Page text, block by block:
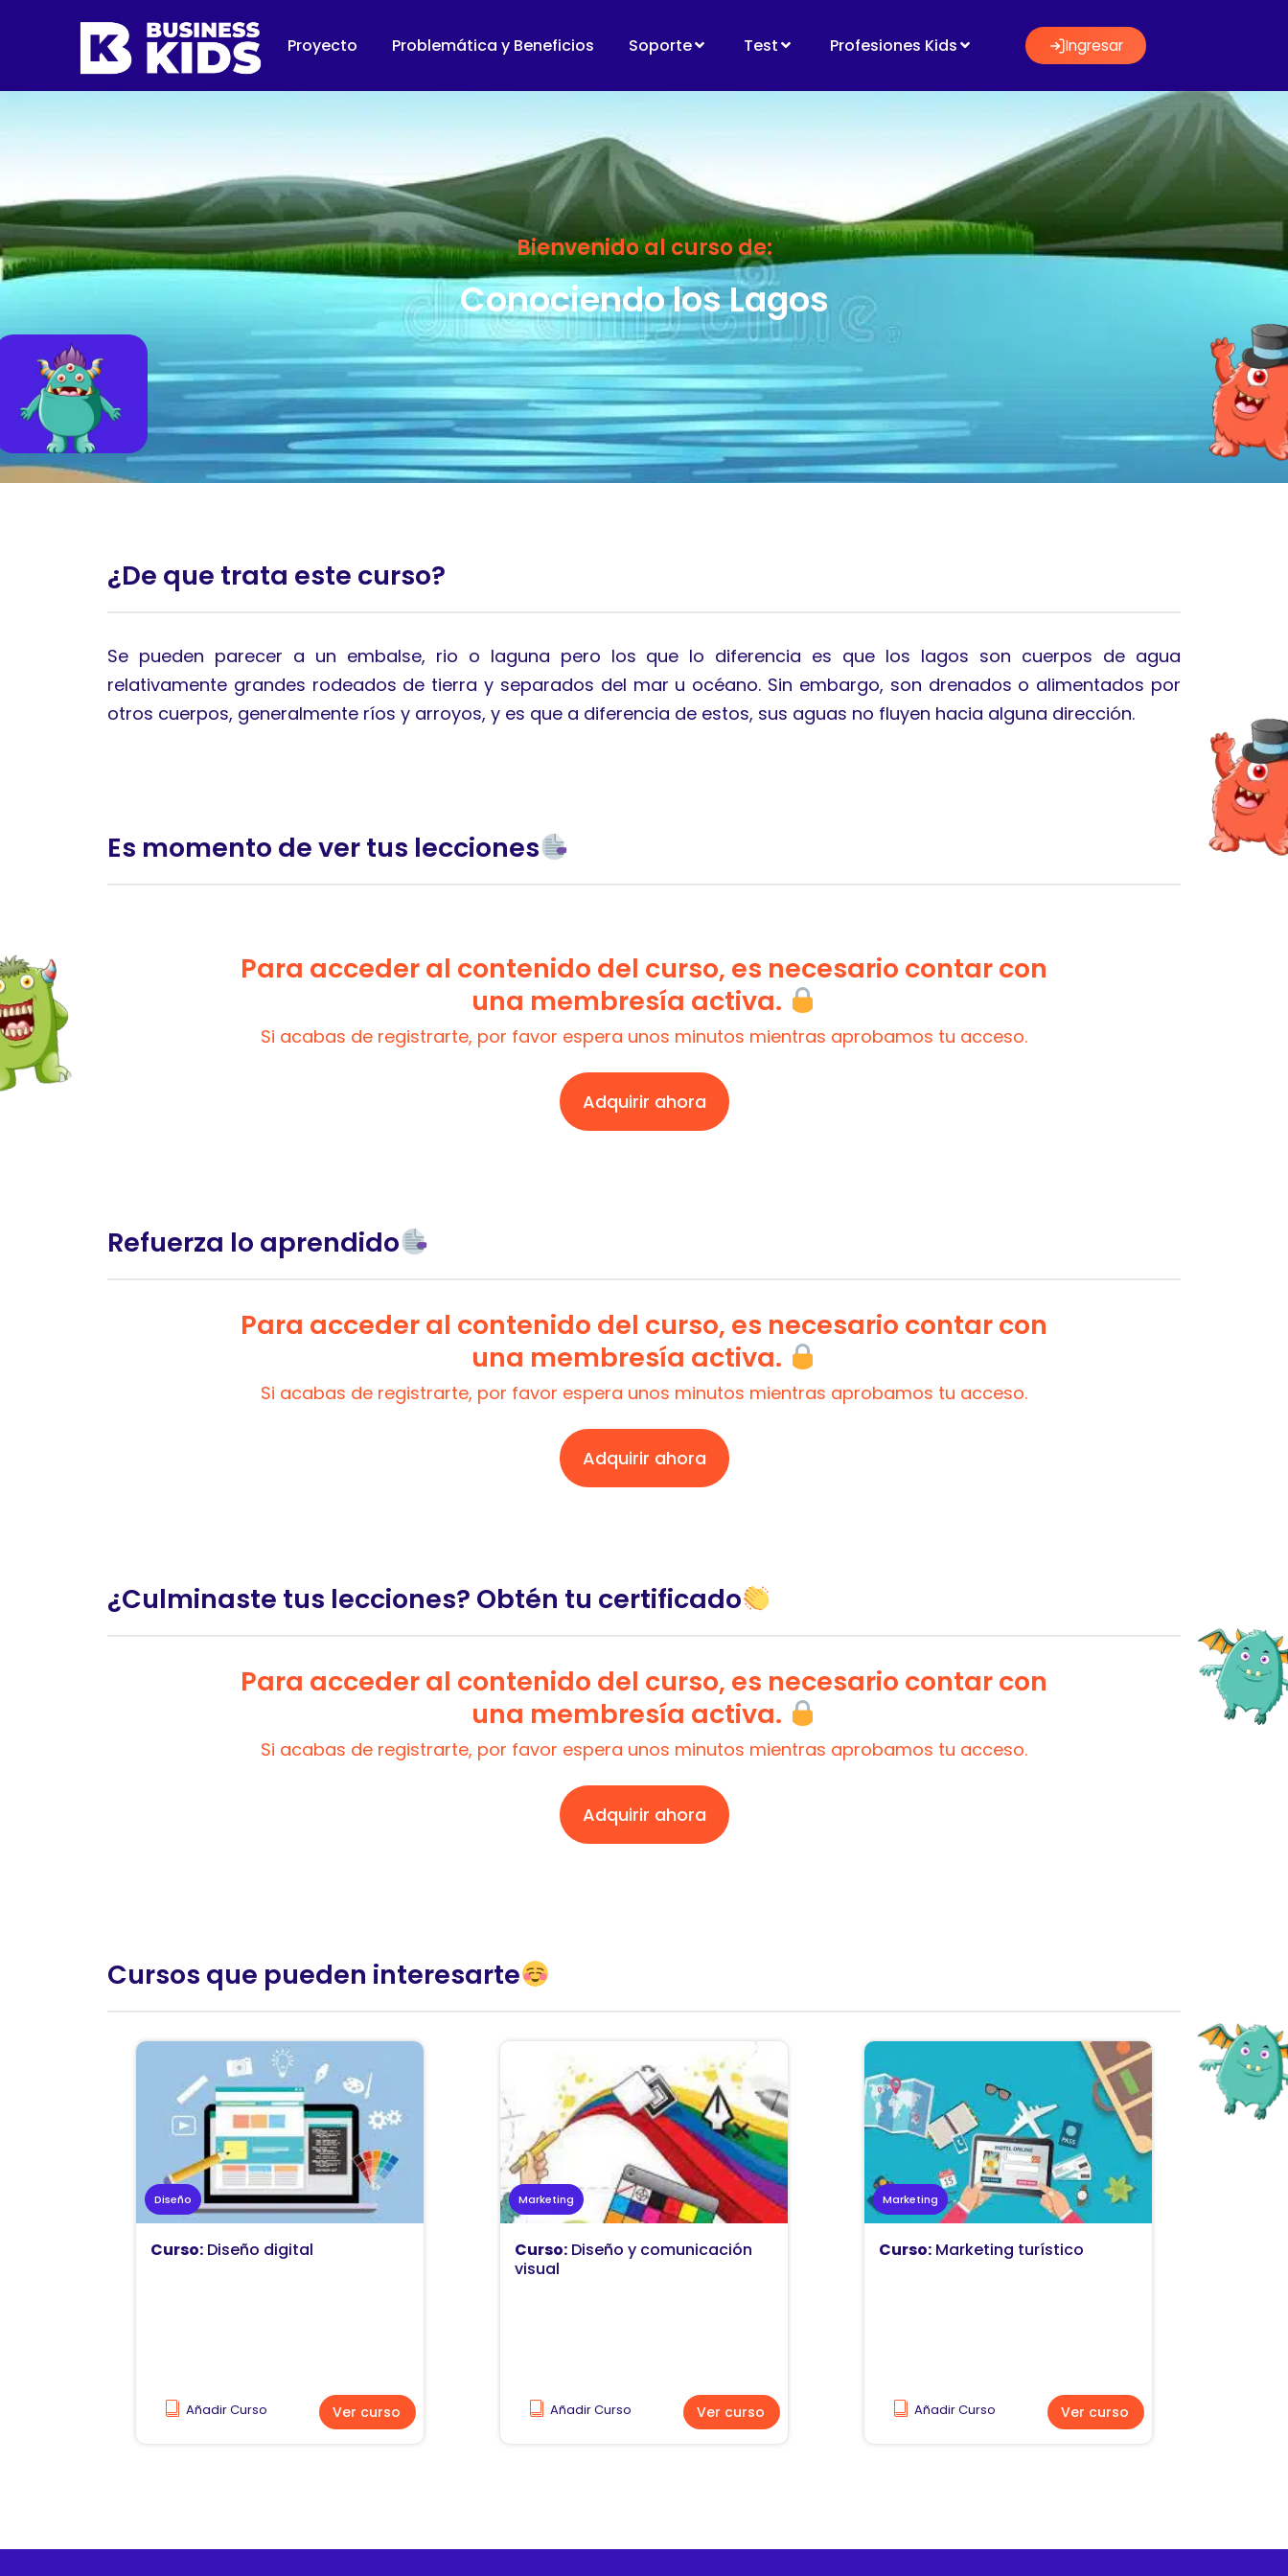
Proyecto Problemática y Beneficios Soporte Test Profesiones Kids Ingresar
Bienvenido al curso de:
Conociendo los Lagos
¿De que trata este curso?
Se pueden parecer a un embalse, rio o laguna pero los que lo diferencia es que los lagos son cuerpos de agua
relativamente grandes rodeados de tierra y separados del mar u océano. Sin embargo, son drenados o alimentados por
otros cuerpos, generalmente ríos y arroyos, y es que a diferencia de estos, sus aguas no fluyen hacia alguna dirección.
Es momento de ver tus lecciones
Para acceder al contenido del curso, es necesario contar con
una membresía activa.
Si acabas de registrarte, por favor espera unos minutos mientras aprobamos tu acceso.
Adquirir ahora
Refuerza lo aprendido
Para acceder al contenido del curso, es necesario contar con
una membresía activa.
Si acabas de registrarte, por favor espera unos minutos mientras aprobamos tu acceso.
Adquirir ahora
¿Culminaste tus lecciones? Obtén tu certificado
Para acceder al contenido del curso, es necesario contar con
una membresía activa.
Si acabas de registrarte, por favor espera unos minutos mientras aprobamos tu acceso.
Adquirir ahora
Cursos que pueden interesarte
Diseño
Curso: Diseño digital
Añadir Curso Ver curso
Marketing
Curso: Diseño y comunicación
visual
Añadir Curso Ver curso
Marketing
Curso: Marketing turístico
Añadir Curso Ver curso